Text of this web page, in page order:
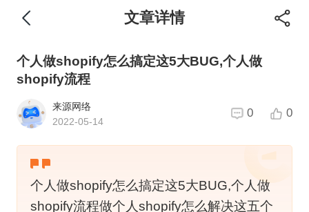
文章详情
个人做shopify怎么搞定这5大BUG,个人做
shopify流程
来源网络
2022-05-14
0 0
个人做shopify怎么搞定这5大BUG,个人做
shopify流程做个人shopify怎么解决这五个